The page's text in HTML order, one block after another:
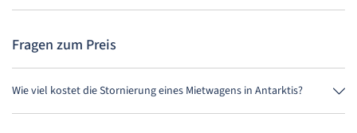
Du hast bis zu 24 Stunden vor Anmietung innerhalb der
Fragen zum Preis
Wie viel kostet die Stornierung eines Mietwagens in Antarktis?
Bis 24 Stunden vor Anmietung kostet die Stornierung während der